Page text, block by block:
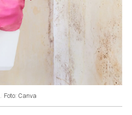
Foto: Canva